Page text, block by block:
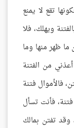
تقع لا يمنع
ويهلك، فلا
ظهر منها وما
من الفتنة
فالأموال فتنة
فأنت تسأل
تفتن بمالك